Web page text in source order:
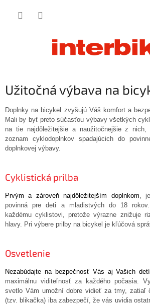
Užitočná výbava na
Doplnky na bicykel zvyšujú Váš komfort a
Mali by byť preto súčasťou výbavy všetkých
na tie najdôležitejšie a naužitočnejšie z
zoznam cyklodoplnkov spadajúcich do
doplnkovej výbavy.
Cyklistická prilba
Prvým a zároveň najdôležitejším doplnkom ,
povinná pre deti a mladistvých do 18
každému cyklistovi, pretože výrazne znižuje
hlavy. Pri výbere prilby na bicykel je kľúčová
Osvetlenie
Nezabúdajte na bezpečnosť Vás aj Vašich
maximálnu viditeľnosť za každého počasia.
svetlo Vám umožní dobre vidieť za tmy, zatiaľ
(tzv. blikačka) iba zabezpečí, že vás uvidia